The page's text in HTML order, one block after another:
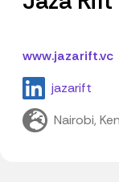
www.jazarift.vc
jazarift
Nairobi,